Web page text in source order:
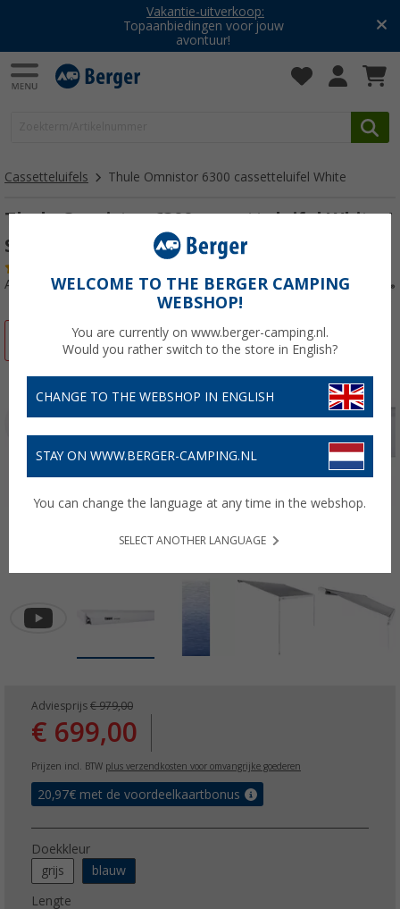
Vakantie-uitverkoop:
Topaanbiedingen voor jouw
avontuur!
Cassetteluifels Thule Omnistor 6300 cassetteluifel White
Thule Omnistor 6300 cassetteluifel White /
Saphir Blue 2,6m
Artikelnr: 173248
-28%
Adviesprijs € 979,00
€ 699,00
Prijzen incl. BTW plus verzendkosten voor omvangrijke goederen
20,97€ met de voordeelkaartbonus
Doekkleur
grijs
blauw
Lengte
WELCOME TO THE BERGER CAMPING
WEBSHOP!
You are currently on www.berger-camping.nl.
Would you rather switch to the store in English?
CHANGE TO THE WEBSHOP IN ENGLISH
STAY ON WWW.BERGER-CAMPING.NL
You can change the language at any time in the webshop.
SELECT ANOTHER LANGUAGE